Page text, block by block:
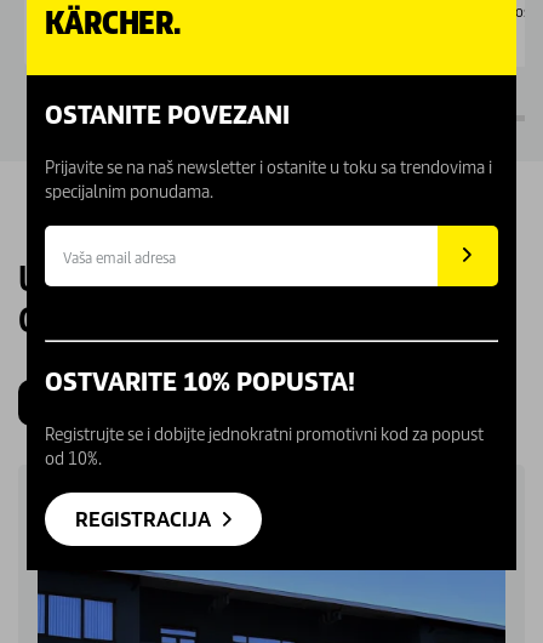
Nedostupno
UPOZNAJTE NAŠE KARCHER
CENTRE
KÄRCHER.
OSTANITE POVEZANI
Prijavite se na naš newsletter i ostanite u toku sa trendovima i
specijalnim ponudama.
OSTVARITE 10% POPUSTA!
Registrujte se i dobijte jednokratni promotivni kod za popust
od 10%.
REGISTRACIJA